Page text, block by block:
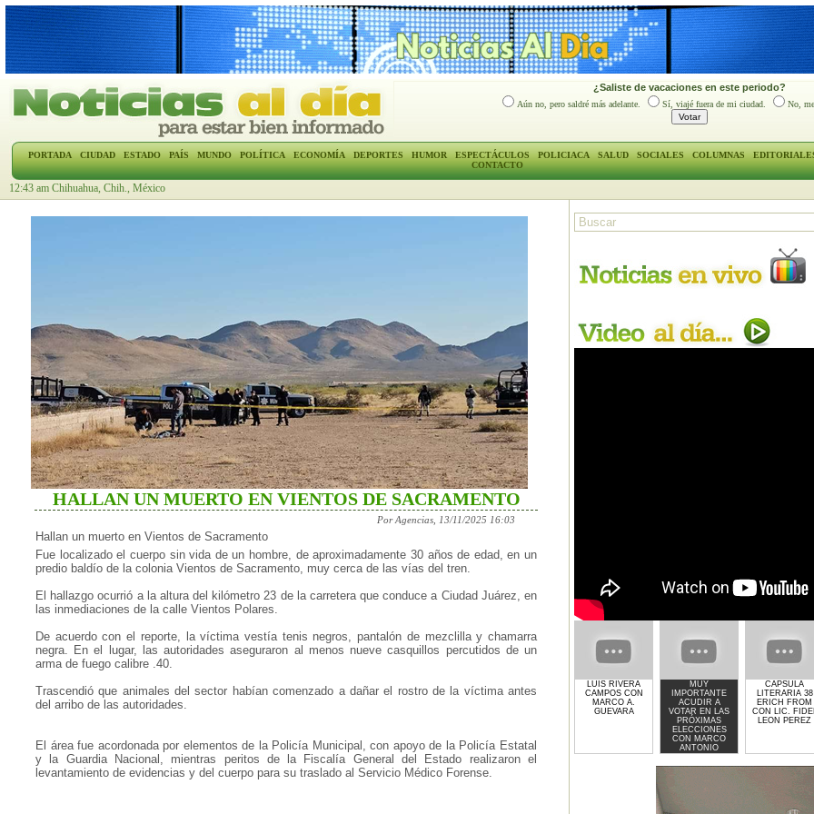
¿Saliste de vacaciones en este periodo?
Aún no, pero saldré más adelante. Sí, viajé fuera de mi ciudad. No,
PORTADA CIUDAD ESTADO PAÍS MUNDO POLÍTICA ECONOMÍA DEPORTES HUMOR ESPECTÁCULOS POLICIACA SALUD SOCIALES COLUMNAS
CONTACTO
12:43 am Chihuahua, Chih., México
HALLAN UN MUERTO EN VIENTOS DE SACRAMENTO
Por Agencias, 13/11/2025 16:03
Hallan un muerto en Vientos de Sacramento
Fue localizado el cuerpo sin vida de un hombre, de aproximadamente 30 años de edad, en un
predio baldío de la colonia Vientos de Sacramento, muy cerca de las vías del tren.
El hallazgo ocurrió a la altura del kilómetro 23 de la carretera que conduce a Ciudad Juárez, en
las inmediaciones de la calle Vientos Polares.
De acuerdo con el reporte, la víctima vestía tenis negros, pantalón de mezclilla y chamarra
negra. En el lugar, las autoridades aseguraron al menos nueve casquillos percutidos de un
arma de fuego calibre .40.
Trascendió que animales del sector habían comenzado a dañar el rostro de la víctima antes
del arribo de las autoridades.
El área fue acordonada por elementos de la Policía Municipal, con apoyo de la Policía Estatal
y la Guardia Nacional, mientras peritos de la Fiscalía General del Estado realizaron el
levantamiento de evidencias y del cuerpo para su traslado al Servicio Médico Forense.
LUIS RIVERA
CAMPOS CON
MARCO A.
GUEVARA
MUY
IMPORTANTE
ACUDIR A
VOTAR EN LAS
PRÓXIMAS
ELECCIONES
CON MARCO
ANTONIO
GUEVARA
CAPSULA
LITERARIA 38
ERICH FROM
CON LIC. FIDEL
LEON PEREZ